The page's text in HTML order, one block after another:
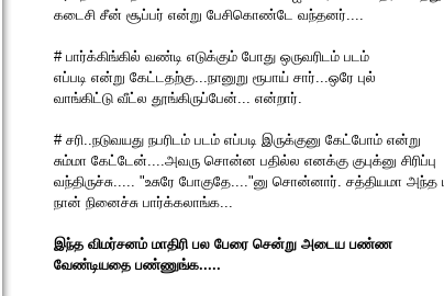
கடைசி சீன் சூப்பர் என்று பேசிகொண்டே வந்தனர்....
# பார்க்கிங்கில் வண்டி எடுக்கும் போது ஒருவரிடம் படம்
எப்படி என்று கேட்டதற்கு...நானுறு ரூபாய் சார்...ஒரே புல்
வாங்கிட்டு வீட்ல தூங்கிருப்பேன்... என்றார்.
# சரி..நடுவயது நபரிடம் படம் எப்படி இருக்குனு கேட்போம் என்று
சும்மா கேட்டேன்....அவரு சொன்ன பதில்ல எனக்கு குபுக்னு சிரிப்பு
வந்திருச்சு..... "உசுரே போகுதே...."னு சொன்னார். சத்தியமா
நான் நினைச்சு பார்க்கலாங்க...
இந்த விமர்சனம் மாதிரி பல பேரை சென்று அடைய பண்ண
வேண்டியதை பண்ணுங்க.....